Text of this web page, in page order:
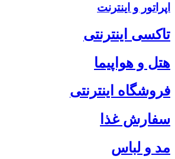
اپراتور و اینترنت
تاکسی اینترنتی
هتل و هواپیما
فروشگاه اینترنتی
سفارش غذا
مد و لباس